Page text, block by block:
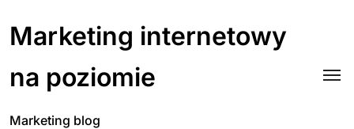
content
Marketing internetowy
na poziomie
Marketing blog